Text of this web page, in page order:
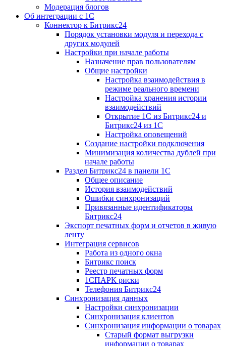
Модерация блогов
Об интеграции с 1С
Коннектор к Битрикс24
Порядок установки модуля и перехода с
других модулей
Настройки при начале работы
Назначение прав пользователям
Общие настройки
Настройка взаимодействия в
режиме реального времени
Настройка хранения истории
взаимодействий
Открытие 1С из Битрикс24 и
Битрикс24 из 1С
Настройка оповещений
Создание настройки подключения
Минимизация количества дублей при
начале работы
Раздел Битрикс24 в панели 1С
Общее описание
История взаимодействий
Ошибки синхронизаций
Привязанные идентификаторы
Битрикс24
Экспорт печатных форм и отчетов в живую
ленту
Интеграция сервисов
Работа из одного окна
Битрикс поиск
Реестр печатных форм
1СПАРК риски
Телефония Битрикс24
Синхронизация данных
Настройки синхронизации
Синхронизация клиентов
Синхронизация информации о товарах
Старый формат выгрузки
информации о товарах